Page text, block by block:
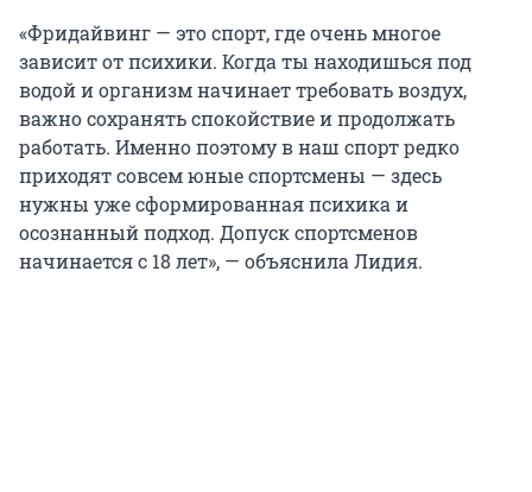
«Фридайвинг — это спорт, где очень многое
зависит от психики. Когда ты находишься под
водой и организм начинает требовать воздух,
важно сохранять спокойствие и продолжать
работать. Именно поэтому в наш спорт редко
приходят совсем юные спортсмены — здесь
нужны уже сформированная психика и
осознанный подход. Допуск спортсменов
начинается с 18 лет», — объяснила Лидия.